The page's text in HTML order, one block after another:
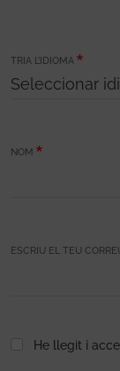
TRIA L’IDIOMA
NOM
ESCRIU EL TEU
He llegit i